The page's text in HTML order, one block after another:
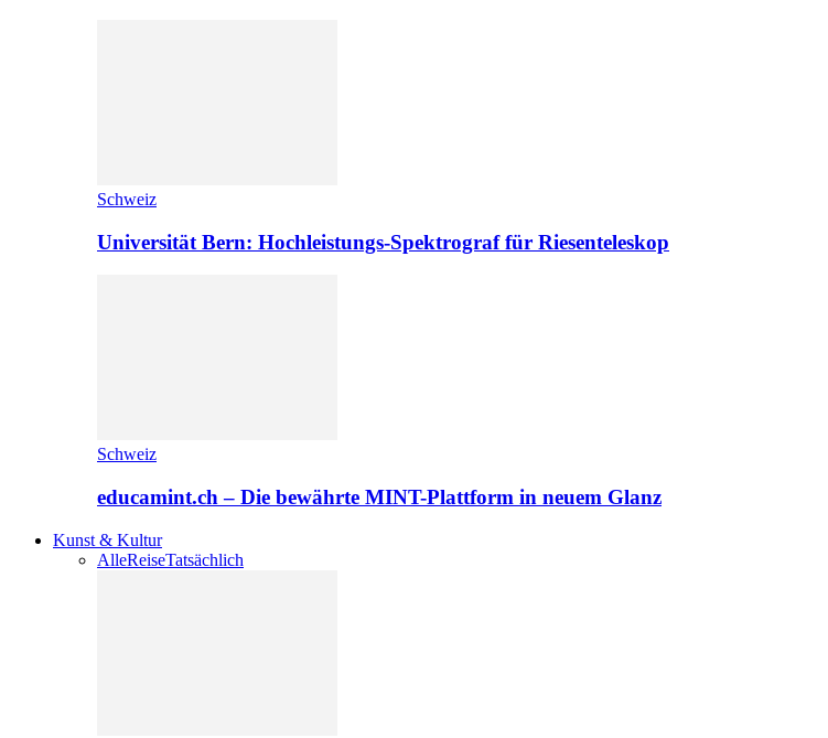
Schweiz
Universität Bern: Hochleistungs-Spektrograf für Riesenteleskop
Schweiz
educamint.ch – Die bewährte MINT-Plattform in neuem Glanz
Kunst & Kultur
AlleReiseTatsächlich